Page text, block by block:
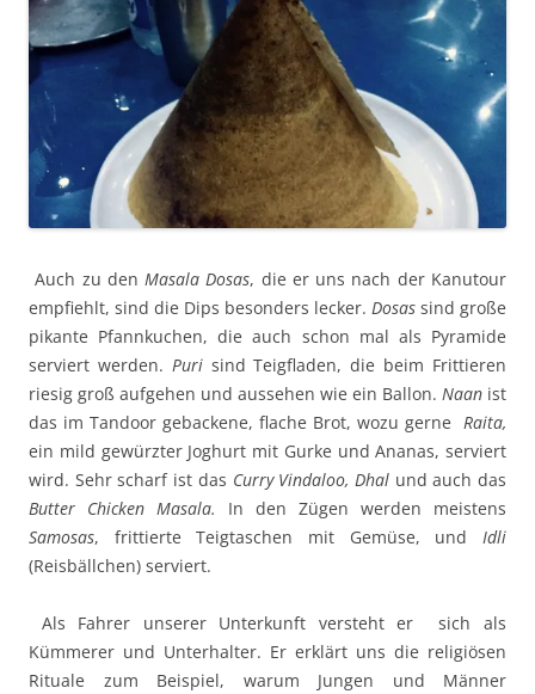
Auch zu denMasala Dosas, die er uns nach der Kanutour
empfiehlt, sind die Dips besonders lecker. Dosas sind große
pikante Pfannkuchen, die auch schon mal als Pyramide
serviert werden. Purisind Teigfladen, die beim Frittieren
riesig groß aufgehen und aussehen wie ein Ballon. Naan ist
das im Tandoor gebackene, flache Brot, wozu gerne Raita,
ein mild gewürzter Joghurt mit Gurke und Ananas, serviert
wird. Sehr scharf ist das Curry Vindaloo, Dhal und auch das
Butter Chicken Masala.
In den Zügen werden meistens
Samosas, frittierte Teigtaschen mit Gemüse, und Idli
(Reisbällchen) serviert.
Als Fahrer unserer Unterkunft versteht er sich als
Kümmerer und Unterhalter. Er erklärt uns die religiösen
Rituale zum Beispiel, warum Jungen und Männer